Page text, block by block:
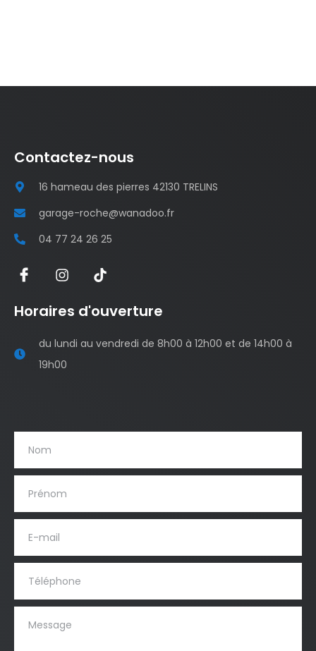
Contactez-nous
16 hameau des pierres 42130 TRELINS
garage-roche@wanadoo.fr
04 77 24 26 25
Horaires d'ouverture
du lundi au vendredi de 8h00 à 12h00 et de 14h00 à
19h00